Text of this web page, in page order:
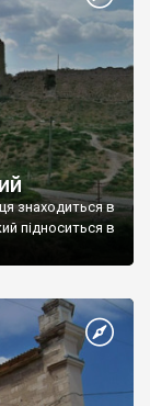
знаходиться в
підноситься в